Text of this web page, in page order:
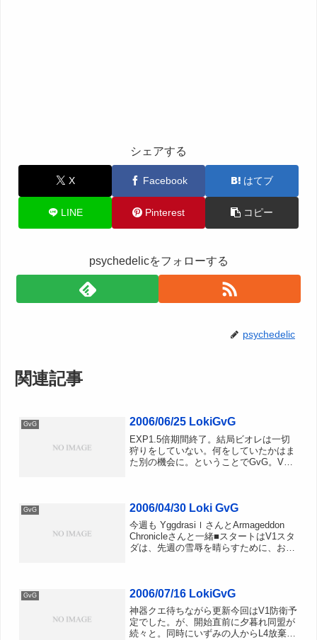
シェアする
X Facebook はてブ
LINE Pinterest コピー
psychedelicをフォローする
psychedelic
関連記事
GvG 2006/06/25 LokiGvG
EXP1.5倍期間終了。結局ビオレは一切
狩りをしていない。何をしていたかはま
た別の機会に。ということでGvG。V3
数秒前に某氏がや...
GvG 2006/04/30 Loki GvG
今週も YggdrasiｌさんとArmageddon
Chronicleさんと一緒■スタートはV1スタ
ダは、先週の雪辱を晴らすために、お猿
GvG 2006/07/16 LokiGvG
神器クエ待ちながら更新今回はV1防衛予
定でした。が、開始直前に夕暮れ同盟が
続々と。同時にいずみの人からL4放棄の